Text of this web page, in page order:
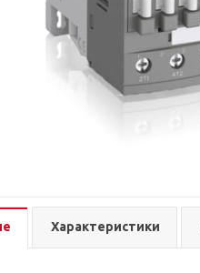
Характеристики